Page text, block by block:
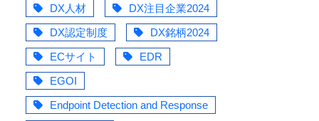
DX人材
DX注目企業2024
DX認定制度
DX銘柄2024
ECサイト
EDR
EGOI
Endpoint Detection and Response